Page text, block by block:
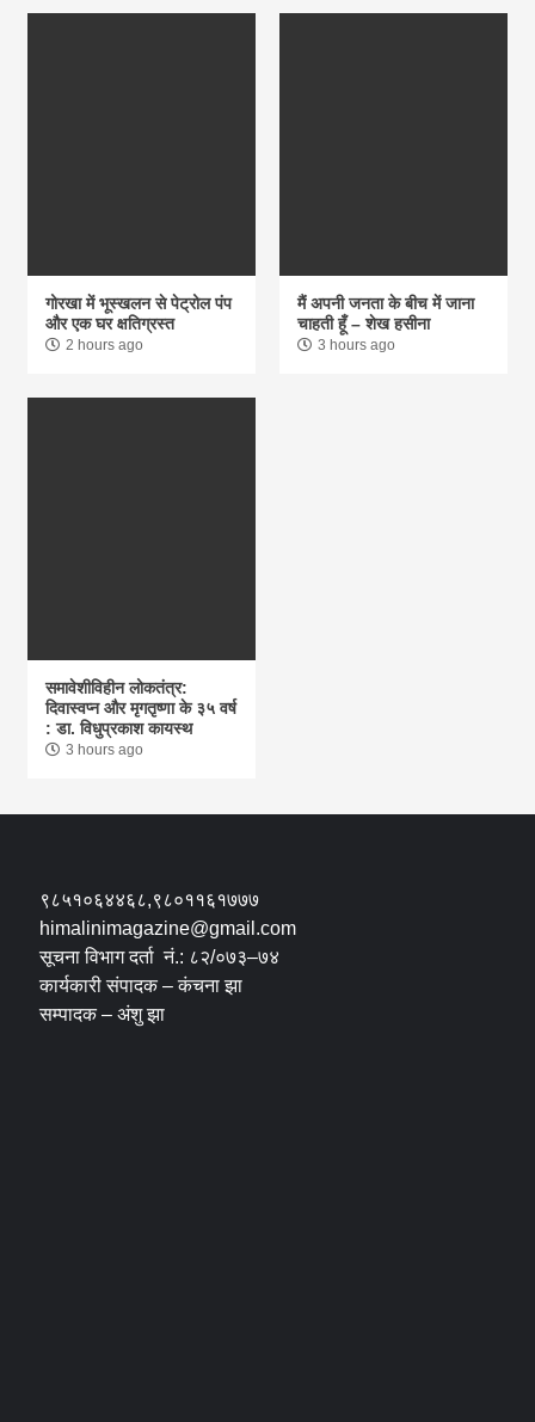
गोरखा में भूस्खलन से पेट्रोल पंप
और एक घर क्षतिग्रस्त
2 hours ago
मैं अपनी जनता के बीच में जाना
चाहती हूँ – शेख हसीना
3 hours ago
समावेशीविहीन लोकतंत्र:
दिवास्वप्न और मृगतृष्णा के ३५ वर्ष
: डा. विधुप्रकाश कायस्थ
3 hours ago
९८५१०६४४६८,९८०११६१७७७
himalinimagazine@gmail.com
सूचना विभाग दर्ता नं.: ८२/०७३–७४
कार्यकारी संपादक – कंचना झा
सम्पादक – अंशु झा